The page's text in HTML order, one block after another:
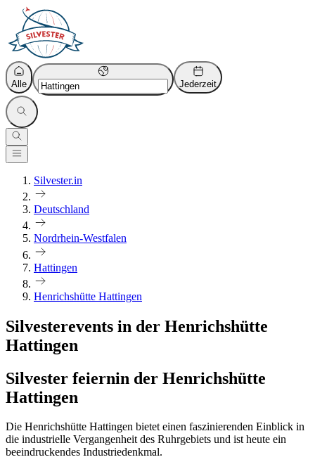
Alle Jederzeit
Silvester.in
Deutschland
Nordrhein-Westfalen
Hattingen
Henrichshütte Hattingen
Silvesterevents in der Henrichshütte
Hattingen
Silvester feiernin der Henrichshütte
Hattingen
Die Henrichshütte Hattingen bietet einen faszinierenden Einblick in
die industrielle Vergangenheit des Ruhrgebiets und ist heute ein
beeindruckendes Industriedenkmal.